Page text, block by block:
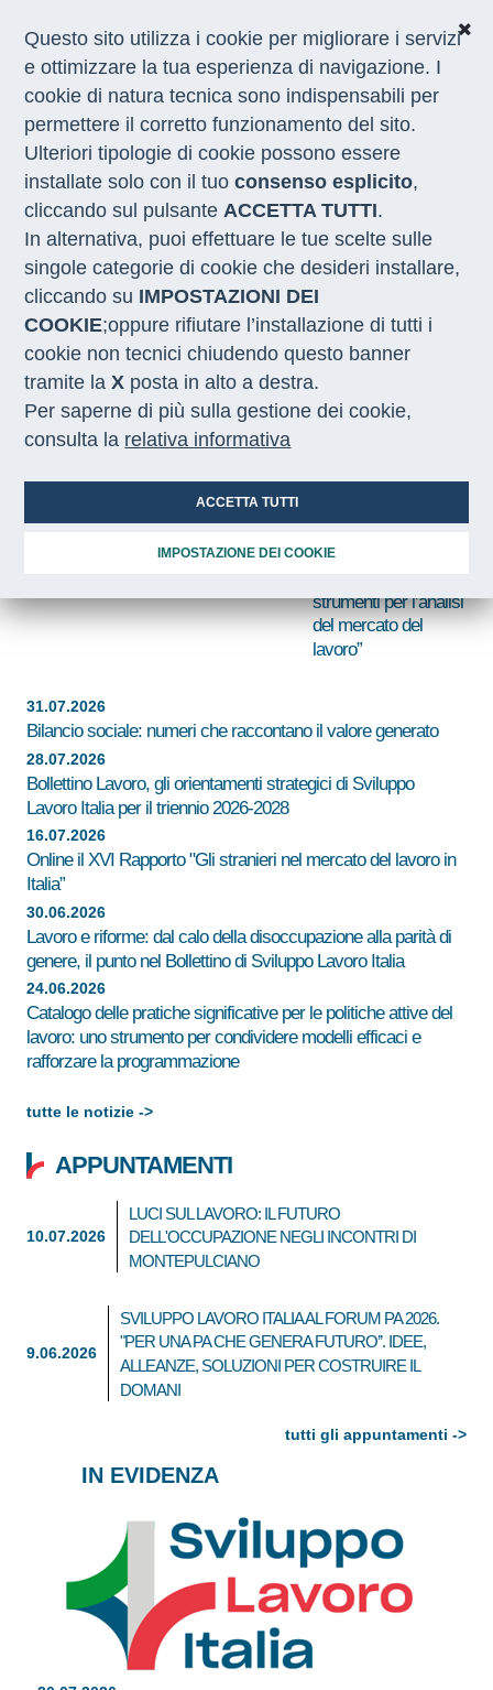
CHI SIAMO
COSA FACCIAMO
I NOSTRI SERVIZI
MEDIA
CON LE REGIONI
NOTIZIE
Recruiting Days di Sviluppo Lavoro
Italia con le Regioni: un partecipante
su due avvia un rapporto di lavoro
Innovazione.
Lavoro Italia):
“Piattaforma LMI
strumenti per l’analisi
del mercato del
lavoro”
31.07.2026
Bilancio sociale: numeri che raccontano il valore generato
28.07.2026
Bollettino Lavoro, gli orientamenti strategici di Sviluppo
Lavoro Italia per il triennio 2026-2028
16.07.2026
Online il XVI Rapporto "Gli stranieri nel mercato del lavoro in
Italia”
30.06.2026
Lavoro e riforme: dal calo della disoccupazione alla parità di
genere, il punto nel Bollettino di Sviluppo Lavoro Italia
24.06.2026
Catalogo delle pratiche significative per le politiche attive del
lavoro: uno strumento per condividere modelli efficaci e
rafforzare la programmazione
tutte le notizie ->
APPUNTAMENTI
10.07.2026
LUCI SUL LAVORO: IL FUTURO
DELL'OCCUPAZIONE NEGLI INCONTRI DI
MONTEPULCIANO
9.06.2026
SVILUPPO LAVORO ITALIA AL FORUM PA 2026.
"PER UNA PA CHE GENERA FUTURO’’. IDEE,
ALLEANZE, SOLUZIONI PER COSTRUIRE IL
DOMANI
tutti gli appuntamenti ->
IN EVIDENZA
Questo sito utilizza i cookie per migliorare i servizi
e ottimizzare la tua esperienza di navigazione. I
cookie di natura tecnica sono indispensabili per
permettere il corretto funzionamento del sito.
Ulteriori tipologie di cookie possono essere
installate solo con il tuoconsenso esplicito,
cliccando sul pulsanteACCETTA TUTTI.
In alternativa, puoi effettuare le tue scelte sulle
singole categorie di cookie che desideri installare,
cliccando su IMPOSTAZIONI DEI
COOKIE;oppure rifiutare l’installazione di tutti i
cookie non tecnici chiudendo questo banner
tramite laX posta in alto a destra.
Per saperne di più sulla gestione dei cookie,
consulta la relativa informativa
ACCETTA TUTTI
IMPOSTAZIONE DEI COOKIE